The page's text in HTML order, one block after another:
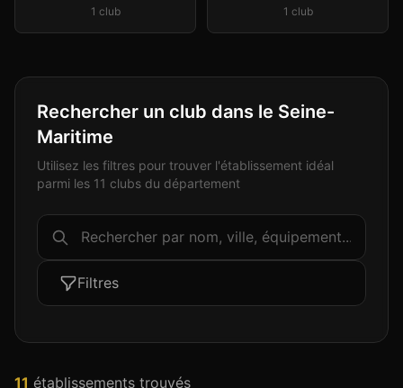
1 club 1 club
Rechercher un club dans le Seine-
Maritime
Utilisez les filtres pour trouver l'établissement idéal
parmi les 11 clubs du département
Filtres
11 établissements trouvés